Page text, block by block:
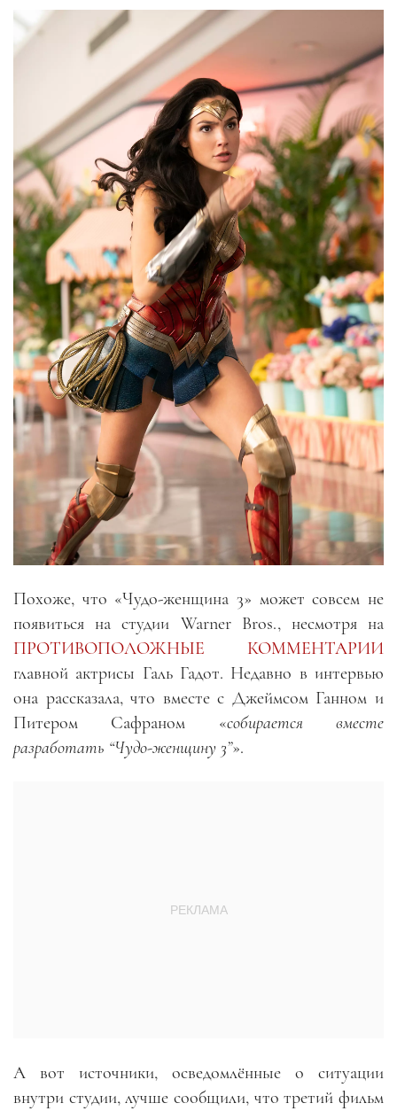
Похоже, что «Чудо-женщина 3» может совсем не
появиться на студии Warner Bros., несмотря на
ПРОТИВОПОЛОЖНЫЕ КОММЕНТАРИИ
главной актрисы Галь Гадот. Недавно в интервью
она рассказала, что вместе с Джеймсом Ганном и
Питером Сафраном «собирается вместе
разработать “Чудо-женщину 3”».
А вот источники, осведомлённые о ситуации
внутри студии, лучше сообщили, что третий фильм